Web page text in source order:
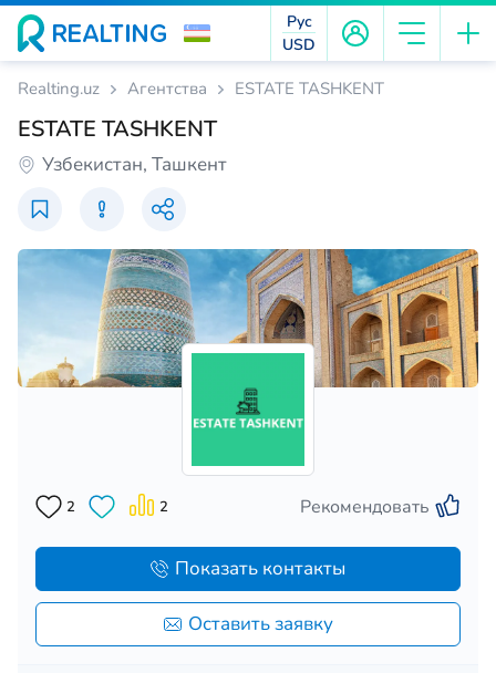
Рус
USD
Realting.uz Агентства ESTATE TASHKENT
ESTATE TASHKENT
Узбекистан, Ташкент
2 2 Рекомендовать
Оставить заявку
Показать контакты